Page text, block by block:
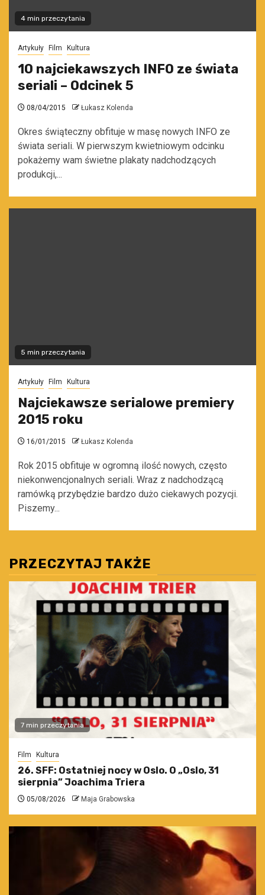
4 min przeczytania
Artykuły Film Kultura
10 najciekawszych INFO ze świata
seriali – Odcinek 5
08/04/2015 Łukasz Kolenda
Okres świąteczny obfituje w masę nowych INFO ze
świata seriali. W pierwszym kwietniowym odcinku
pokażemy wam świetne plakaty nadchodzących
produkcji,...
5 min przeczytania
Artykuły Film Kultura
Najciekawsze serialowe premiery
2015 roku
16/01/2015 Łukasz Kolenda
Rok 2015 obfituje w ogromną ilość nowych, często
niekonwencjonalnych seriali. Wraz z nadchodzącą
ramówką przybędzie bardzo dużo ciekawych pozycji.
Piszemy...
PRZECZYTAJ TAKŻE
7 min przeczytania
Film Kultura
26. SFF: Ostatniej nocy w Oslo. O „Oslo, 31
sierpnia” Joachima Triera
05/08/2026 Maja Grabowska